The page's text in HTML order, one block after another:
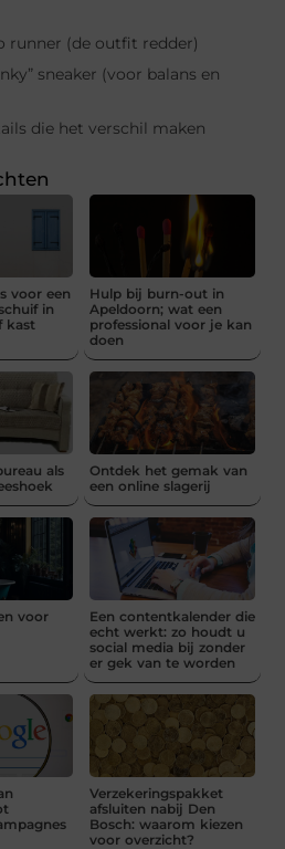
runner (de outfit redder)
sneaker (voor balans en
die het verschil maken
voor een
in
kast
Hulp bij burn-out in
Apeldoorn; wat een
professional voor je kan
doen
als
Ontdek het gemak van
een online slagerij
voor
Een contentkalender die
echt werkt: zo houdt u
social media bij zonder
er gek van te worden
Verzekeringspakket
afsluiten nabij Den
Bosch: waarom kiezen
voor overzicht?